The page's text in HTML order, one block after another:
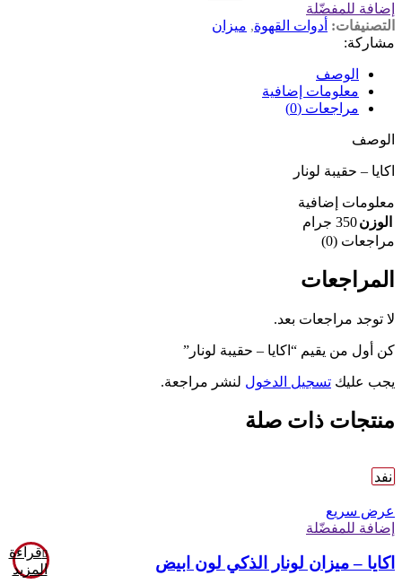
إضافة للمفضّلة
التصنيفات: أدوات القهوة, ميزان
مشاركة:
الوصف
معلومات إضافية
مراجعات (0)
الوصف
اكايا – حقيبة لونار
معلومات إضافية
الوزن350 جرام
مراجعات (0)
المراجعات
لا توجد مراجعات بعد.
كن أول من يقيم “اكايا – حقيبة لونار”
يجب عليك تسجيل الدخول لنشر مراجعة.
منتجات ذات صلة
نفد
عرض سريع
إضافة للمفضّلة
قراءة
المزيد
اكايا – ميزان لونار الذكي لون ابيض